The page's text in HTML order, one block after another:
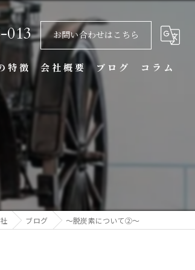
013 お問い合わせはこちら
特徴
スト
回収
会社概要 ブログ コラム
ブログ ～脱炭素について②～